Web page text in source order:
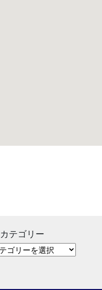
カテゴリー
ゴリー